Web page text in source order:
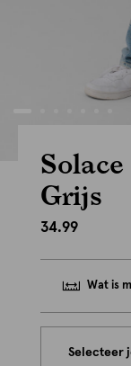
Grijs
34.99
Wat is
Selecteer